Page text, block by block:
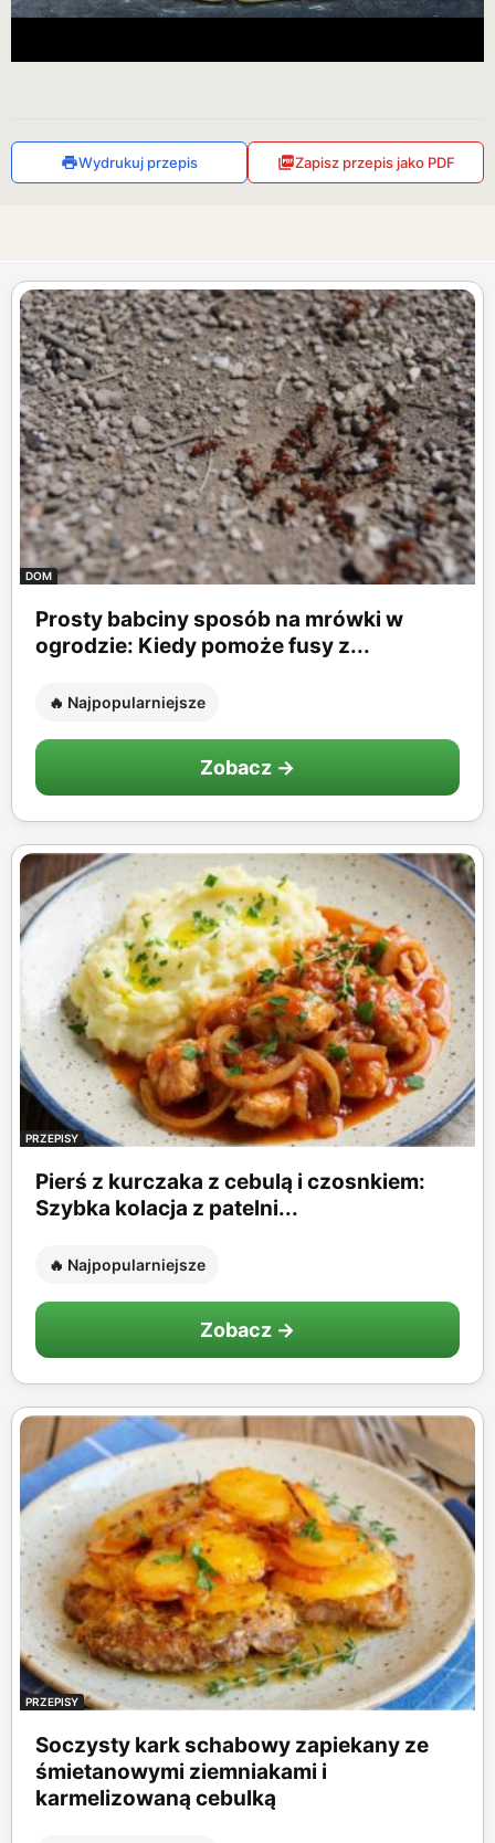
Wydrukuj przepis Zapisz przepis jako PDF
DOM
Prosty babciny sposób na mrówki w
ogrodzie: Kiedy pomoże fusy z...
🔥 Najpopularniejsze
Zobacz →
PRZEPISY
Pierś z kurczaka z cebulą i czosnkiem:
Szybka kolacja z patelni...
🔥 Najpopularniejsze
Zobacz →
PRZEPISY
Soczysty kark schabowy zapiekany ze
śmietanowymi ziemniakami i
karmelizowaną cebulką